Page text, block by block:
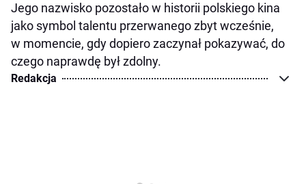
Jego nazwisko pozostało w historii polskiego kina
jako symbol talentu przerwanego zbyt wcześnie,
w momencie, gdy dopiero zaczynał pokazywać, do
czego naprawdę był zdolny.
Redakcja